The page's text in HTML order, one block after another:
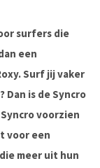
surfers die
een
Surf jij vaker
is de Syncro
voorzien
voor een
meer uit hun